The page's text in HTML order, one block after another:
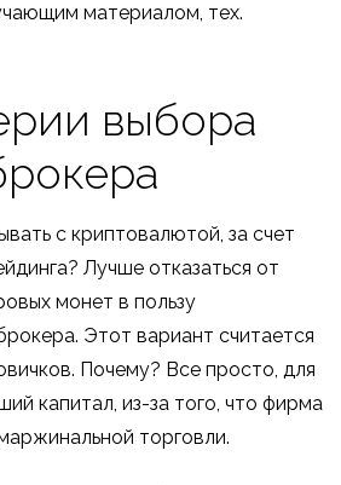
материалом, тех.
выбора
с криптовалютой, за счет
Лучше отказаться от
монет в пользу
Этот вариант считается
Почему? Все просто, для
капитал, из-за того, что фирма
торговли.